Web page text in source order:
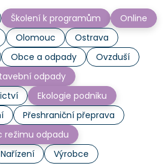
Školení k programům
Online
Olomouc
Ostrava
Obce a odpady
Ovzduší
odpady
Ekologie podniku
Přeshraniční přeprava
režimu odpadu
Nařízení
Výrobce